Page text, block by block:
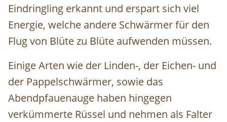
Eindringling erkannt und erspart sich viel
Energie, welche andere Schwärmer für den
Flug von Blüte zu Blüte aufwenden müssen.
Einige Arten wie der Linden-, der Eichen- und
der Pappelschwärmer, sowie das
Abendpfauenauge haben hingegen
verkümmerte Rüssel und nehmen als Falter